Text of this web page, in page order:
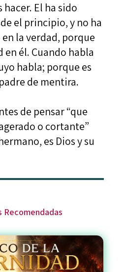
El ha sido
el principio, y no ha
la verdad, porque
en él. Cuando habla
habla; porque es
de mentira.
de pensar “que
o cortante”
es Dios y su
Recomendadas